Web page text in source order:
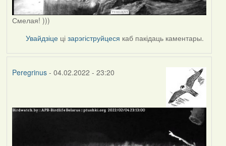
Смелая! )))
Увайдзіце цізарэгіструйцеся каб пакідаць каментары.
Peregrinus- 04.02.2022 - 23:20